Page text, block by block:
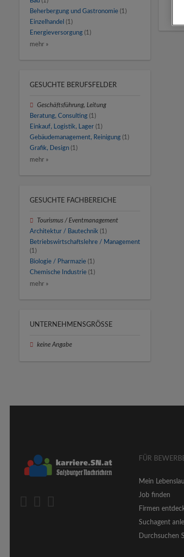
Beherbergung und Gastronomie (1)
Einzelhandel (1)
Energieversorgung (1)
mehr »
GESUCHTE BERUFSFELDER
Geschäftsführung, Leitung
Beratung, Consulting (1)
Einkauf, Logistik, Lager (1)
Gebäudemanagement, Reinigung (1)
Grafik, Design (1)
mehr »
GESUCHTE FACHBEREICHE
Tourismus / Eventmanagement
Architektur / Bautechnik (1)
Betriebswirtschaftslehre / Management
(1)
Biologie / Pharmazie (1)
Chemische Industrie (1)
mehr »
UNTERNEHMENSGRÖSSE
keine Angabe
FÜR
Mein
Job finden
Firmen
Suchagent
Durchsuchen